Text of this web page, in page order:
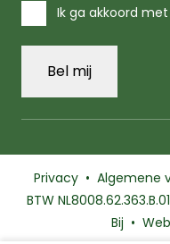
Instemming
Ik ga akkoord
Privacy • Algemene
BTW
Bij •